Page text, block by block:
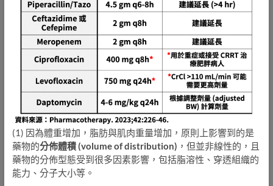
(1) 因為體重增加，脂肪與肌肉重量增加，原則上影響到的是
藥物的分佈體積 (volume of distribution) ，但並非線性的，且
藥物的分佈型態受到很多因素影響，包括脂溶性、穿透組織的
能力、分子大小等。